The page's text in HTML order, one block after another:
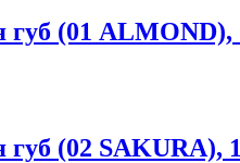
(01 ALMOND),
(02 SAKURA),